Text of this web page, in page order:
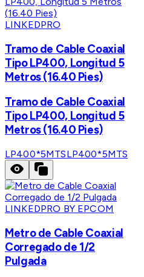
LINKEDPRO
Tramo de Cable Coaxial
Tipo LP400, Longitud 5
Metros (16.40 Pies)
Tramo de Cable Coaxial
Tipo LP400, Longitud 5
Metros (16.40 Pies)
LP400*5MTSLP400*5MTS
LINKEDPRO BY EPCOM
Metro de Cable Coaxial
Corregado de 1/2
Pulgada